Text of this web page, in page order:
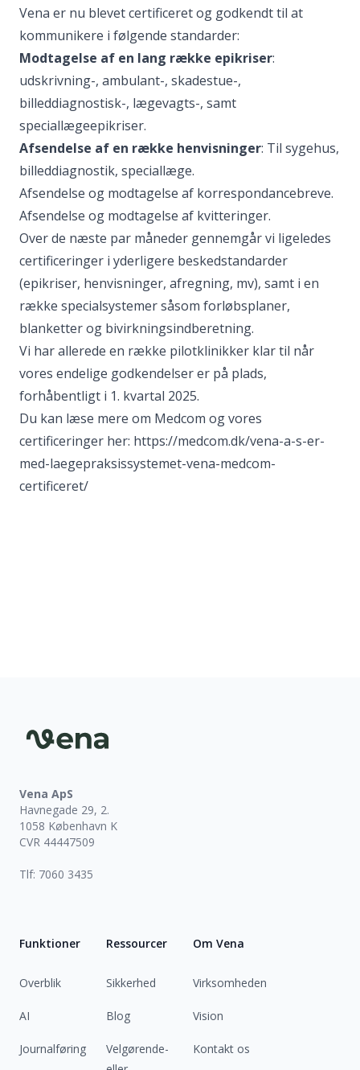
Vena er nu blevet certificeret og godkendt til at
kommunikere i følgende standarder:
Modtagelse af en lang række epikriser:
udskrivning-, ambulant-, skadestue-,
billeddiagnostisk-, lægevagts-, samt
speciallægeepikriser.
Afsendelse af en række henvisninger: Til sygehus,
billeddiagnostik, speciallæge.
Afsendelse og modtagelse af korrespondancebreve.
Afsendelse og modtagelse af kvitteringer.
Over de næste par måneder gennemgår vi ligeledes
certificeringer i yderligere beskedstandarder
(epikriser, henvisninger, afregning, mv), samt i en
række specialsystemer såsom forløbsplaner,
blanketter og bivirkningsindberetning.
Vi har allerede en række pilotklinikker klar til når
vores endelige godkendelser er på plads,
forhåbentligt i 1. kvartal 2025.
Du kan læse mere om Medcom og vores
certificeringer her: https://medcom.dk/vena-a-s-er-
med-laegepraksissystemet-vena-medcom-
certificeret/
Vena ApS
Havnegade 29, 2.
1058 København K
CVR 44447509
Tlf: 7060 3435
Funktioner
Overblik
AI
Journalføring
Ressourcer
Sikkerhed
Blog
Velgørende-
Om Vena
Virksomheden
Vision
Kontakt os